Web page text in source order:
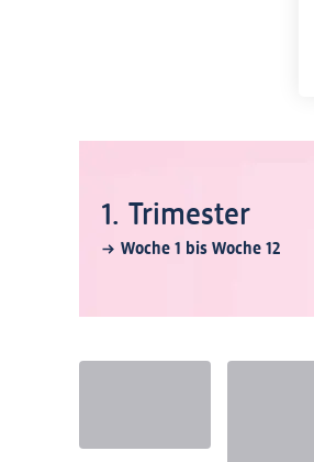
1. Trimester
Woche 1 bis Woche 12